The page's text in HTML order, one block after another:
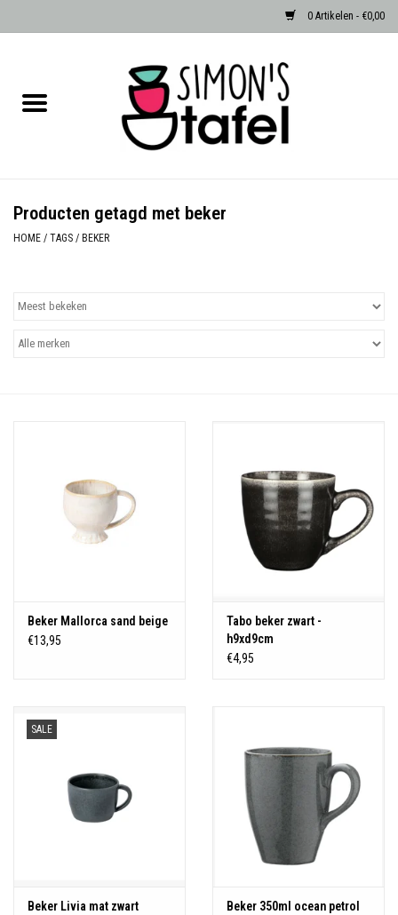
0 Artikelen - €0,00
Albast waxinehouders van Zenza
Dierenlampen
Producten getagd met beker
HOME / TAGS / BEKER
Beker Mallorca sand beige
€13,95
Tabo beker zwart -
h9xd9cm
€4,95
SALE
Beker Livia mat zwart
Beker 350ml ocean petrol